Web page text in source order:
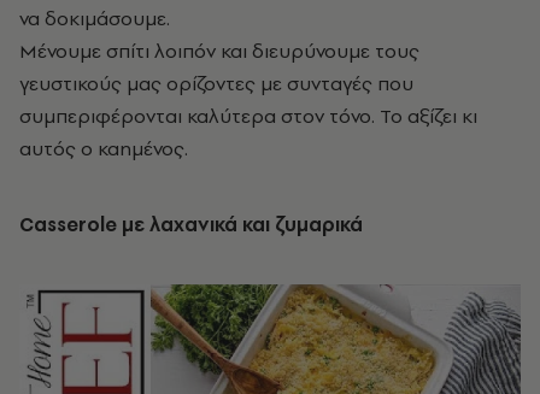
να δοκιμάσουμε.
Μένουμε σπίτι λοιπόν και διευρύνουμε τους
γευστικούς μας ορίζοντες με συνταγές που
συμπεριφέρονται καλύτερα στον τόνο. Το αξίζει κι
αυτός ο καημένος.
Casserole με λαχανικά και ζυμαρικά